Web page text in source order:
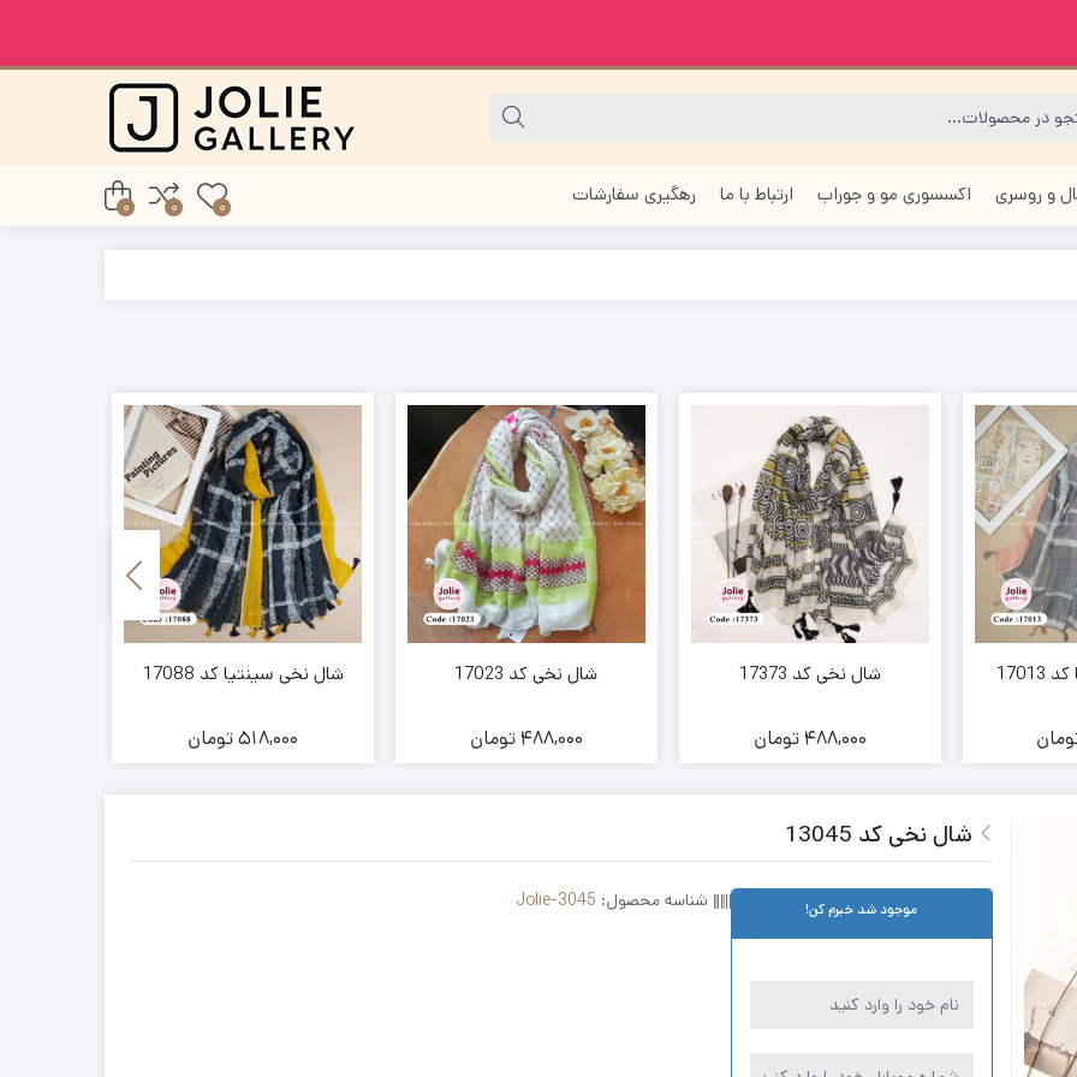
و روسری اکسسوری مو و جوراب ارتباط با ما رهگیری سفارشات
0
0
0
شال نخی کد 17373
488,000 تومان
شال نخی کد 17023
488,000 تومان
شال نخی سینتیا کد 17088
518,000تومان
شال نخی کد 13045
موجود شد خبرم کن! شناسه محصول: Jolie-3045